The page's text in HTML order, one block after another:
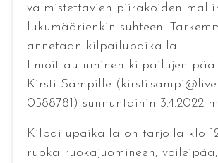
valmistettavien piirakoiden
lukumäärienkin suhteen.
annetaan kilpailupaikalla.
Ilmoittautuminen kilpailujen
Kirsti Sämpille
0588781) sunnuntaihin 3.4.2022
Kilpailupaikalla on tarjolla klo
ruoka ruokajuomineen,